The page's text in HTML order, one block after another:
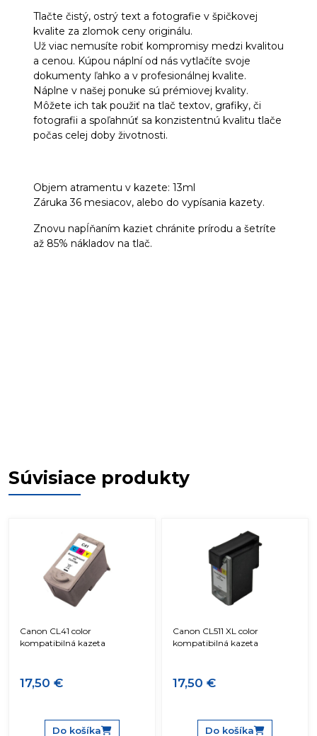
Tlačte čistý, ostrý text a fotografie v špičkovej
kvalite za zlomok ceny originálu.
Už viac nemusíte robiť kompromisy medzi kvalitou
a cenou. Kúpou náplní od nás vytlačíte svoje
dokumenty ľahko a v profesionálnej kvalite.
Náplne v našej ponuke sú prémiovej kvality.
Môžete ich tak použiť na tlač textov, grafiky, či
fotografii a spoľahnúť sa konzistentnú kvalitu tlače
počas celej doby životnosti.
Objem atramentu v kazete: 13ml
Záruka 36 mesiacov, alebo do vypísania kazety.
Znovu napĺňaním kaziet chránite prírodu a šetríte
až 85% nákladov na tlač.
Súvisiace produkty
Canon CL41 color
kompatibilná kazeta
17,50 €
Do košíka
Canon CL511 XL color
kompatibilná kazeta
17,50 €
Do košíka